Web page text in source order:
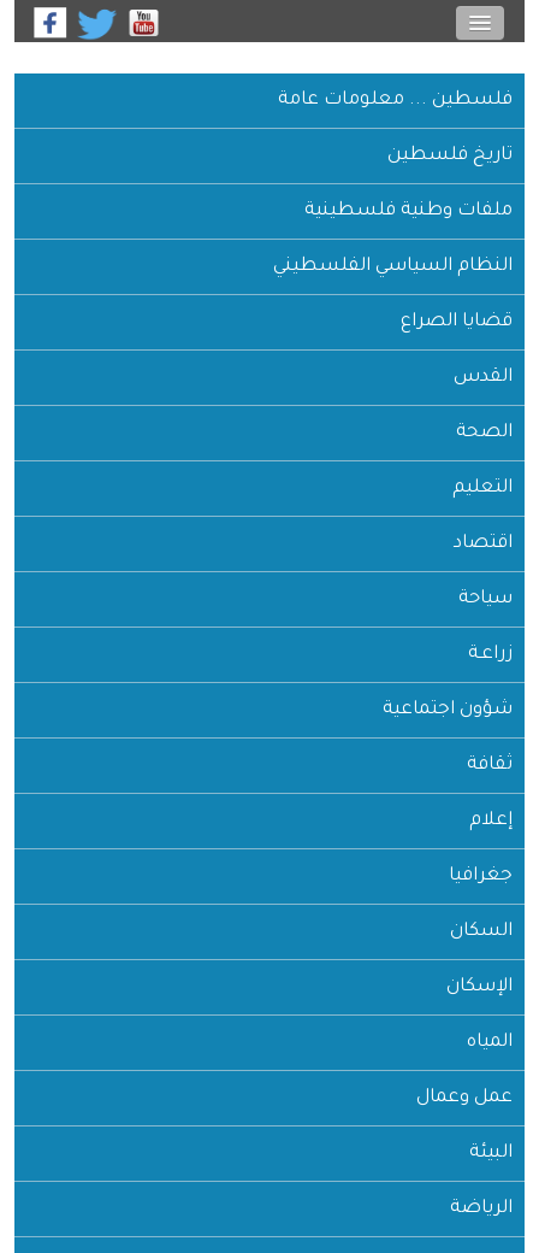
فلسطين ... معلومات عامة
تاريخ فلسطين
ملفات وطنية فلسطينية
النظام السياسي الفلسطيني
قضايا الصراع
القدس
الصحة
التعليم
اقتصاد
سياحة
زراعـة
شؤون اجتماعية
ثقافة
إعلام
جغرافيا
السكان
الإسكان
المياه
عمل وعمال
البيئة
الرياضة